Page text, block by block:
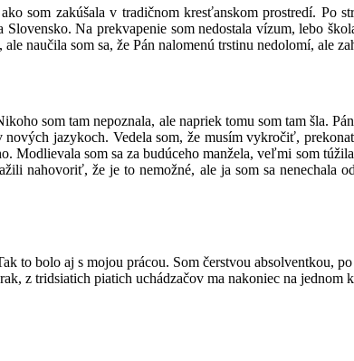
som zakúšala v tradičnom kresťanskom prostredí. Po
Na prekvapenie som nedostala vízum, lebo
naučila som sa, že Pán nalomenú trstinu nedolomí,
som tam nepoznala, ale napriek tomu som tam šla.
jazykoch. Vedela som, že musím vykročiť,
Modlievala som sa za budúceho manžela, veľmi som
nahovoriť, že je to nemožné, ale ja som sa nenechala
to bolo aj s mojou prácou. Som čerstvou absolventkou,
z tridsiatich piatich uchádzačov ma nakoniec na